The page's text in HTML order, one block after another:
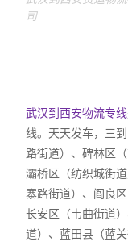
司
武汉到西安物流专线
线。天天发车，三
路街道）、碑林区
灞桥区（纺织城街
寨路街道）、阎良
长安区（韦曲街道
道）、蓝田县（蓝